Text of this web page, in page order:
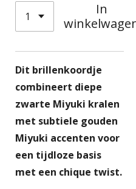
In
Dit brillenkoordje
combineert diepe
zwarte Miyuki kralen
met subtiele gouden
Miyuki accenten voor
een tijdloze basis
met een chique twist.